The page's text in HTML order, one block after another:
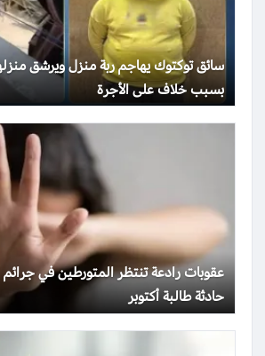
سائق توكتوك يهاجم ربة منزل ويرشق
بسبب خلاف على الأجرة
عقوبات رادعة تنتظر المتورطين في
حادثة طالبة أكتوبر